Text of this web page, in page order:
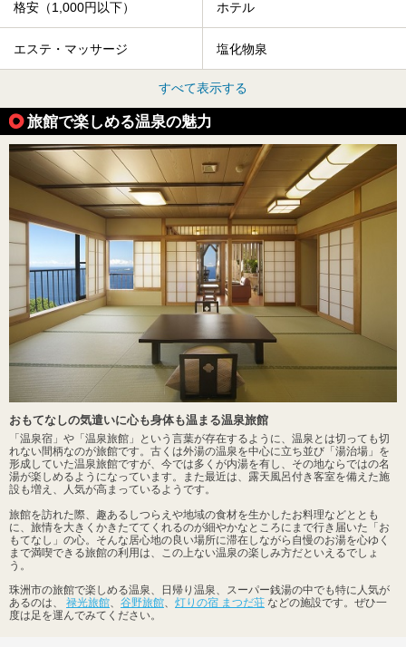
格安（1,000円以下） ホテル
エステ・マッサージ 塩化物泉
すべて表示する
旅館で楽しめる温泉の魅力
おもてなしの気遣いに心も身体も温まる温泉旅館
「温泉宿」や「温泉旅館」という言葉が存在するように、温泉とは切っても切
れない間柄なのが旅館です。古くは外湯の温泉を中心に立ち並び「湯治場」を
形成していた温泉旅館ですが、今では多くが内湯を有し、その地ならではの名
湯が楽しめるようになっています。また最近は、露天風呂付き客室を備えた施
設も増え、人気が高まっているようです。
旅館を訪れた際、趣あるしつらえや地域の食材を生かしたお料理などととも
に、旅情を大きくかきたててくれるのが細やかなところにまで行き届いた「お
もてなし」の心。そんな居心地の良い場所に滞在しながら自慢のお湯を心ゆく
まで満喫できる旅館の利用は、この上ない温泉の楽しみ方だといえるでしょ
う。
珠洲市の旅館で楽しめる温泉、日帰り温泉、スーパー銭湯の中でも特に人気が
あるのは、 禄光旅館 谷野旅館 灯りの宿 まつだ荘 などの施設です。ぜひ一
度は足を運んでみてください。